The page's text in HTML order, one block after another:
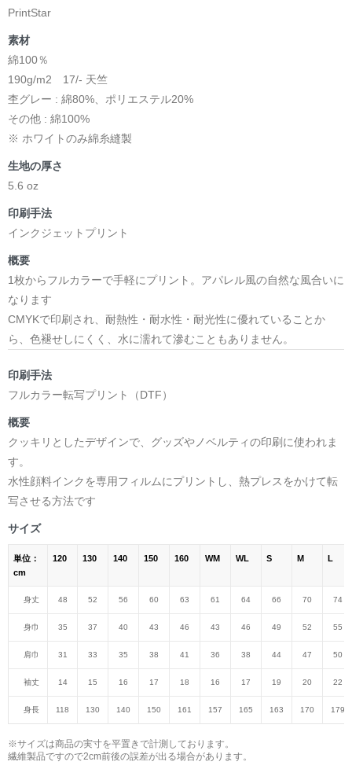
PrintStar
素材
綿100％
190g/m2 17/- 天竺
杢グレー : 綿80%、ポリエステル20%
その他 : 綿100%
※ ホワイトのみ綿糸縫製
生地の厚さ
5.6 oz
印刷手法
インクジェットプリント
概要
1枚からフルカラーで手軽にプリント。アパレル風の自然な風合いに
なります
CMYKで印刷され、耐熱性・耐水性・耐光性に優れていることか
ら、色褪せしにくく、水に濡れて滲むこともありません。
印刷手法
フルカラー転写プリント（DTF）
概要
クッキリとしたデザインで、グッズやノベルティの印刷に使われま
す。
水性顔料インクを専用フィルムにプリントし、熱プレスをかけて転
写させる方法です
サイズ
単位：
cm
120 130 140 150 160 WM WL S M L
身丈 48 52 56 60 63 61 64 66 70 74
身巾 35 37 40 43 46 43 46 49 52 55
肩巾 31 33 35 38 41 36 38 44 47 50
袖丈 14 15 16 17 18 16 17 19 20 22
身長 118 130 140 150 161 157 165 163 170 179
※サイズは商品の実寸を平置きで計測しております。
繊維製品ですので2cm前後の誤差が出る場合があります。